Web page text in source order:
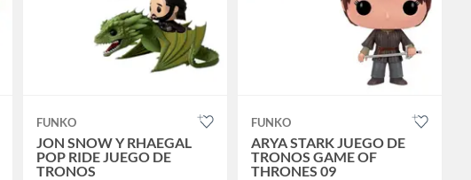
FUNKO
JON SNOW Y RHAEGAL
POP RIDE JUEGO DE
TRONOS
FUNKO
ARYA STARK JUEGO DE
TRONOS GAME OF
THRONES 09